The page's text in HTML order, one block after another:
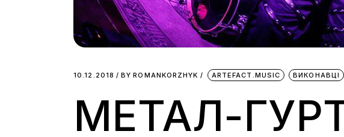
10.12.2018 BY ROMANKORZHYK ARTEFACT.MUSIC ВИКОНАВЦІ
МЕТАЛ-ГУРТ